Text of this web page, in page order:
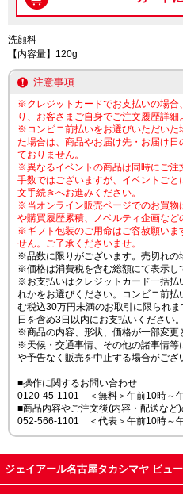
洗顔料
【内容量】120g
注意事項
※クレジットカードでお支払いの場合
り、お客さまご自身でご注文履歴詳細
※コンビニ前払いをお選びいただいた
た場合は、商品やお届け先・お届け
ておりません。
※異なるイベントの商品は同時にご注
手数ではございますが、イベントご
文手続きへお進みください。
※当オンライン販売ページでのお買物
や購買履歴累積、ノベルティ企画など
※ギフト包装のご用命はご容赦願いま
せん。ご了承くださいませ。
※品数に限りがございます。売切れの
※価格は消費税を含む総額にて表示し
※お支払いはクレジットカード一括払
れかをお選びください。コンビニ前
む税込30万円未満のお取引に限られ
日を含め3日以内にお支払いください。
※商品の内容、形状、価格が一部変更
※天候・交通事情、その他の諸事情等
や予告なく販売を中止する場合がござ
■操作に関するお問い合わせ
0120-45-1101 ＜無料＞午前10時～
■商品内容やご注文後(内容・配送など
052-566-1101 ＜代表＞午前10時～
ジェイアール名古屋タカシマヤ ビュ